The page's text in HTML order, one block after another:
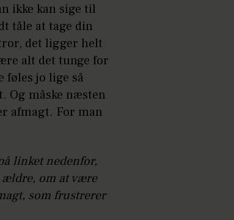
ikke kan sige til
tåle at tage din
det ligger helt
alt det tunge for
føles jo lige så
Og måske næsten
afmagt. For man
linket nedenfor,
om at være
som frustrerer